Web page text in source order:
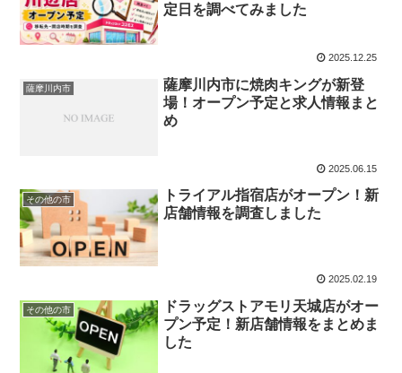
定日を調べてみました
2025.12.25
薩摩川内市
薩摩川内市に焼肉キングが新登
場！オープン予定と求人情報まと
め
2025.06.15
その他の市
トライアル指宿店がオープン！新
店舗情報を調査しました
2025.02.19
その他の市
ドラッグストアモリ天城店がオー
プン予定！新店舗情報をまとめま
した